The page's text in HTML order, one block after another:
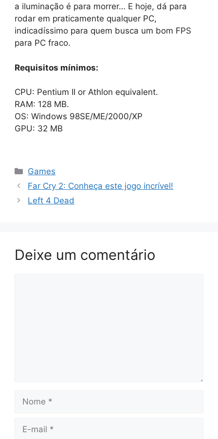
a iluminação é para morrer… E hoje, dá para
rodar em praticamente qualquer PC,
indicadíssimo para quem busca um bom FPS
para PC fraco.
Requisitos mínimos:
CPU: Pentium II or Athlon equivalent.
RAM: 128 MB.
OS: Windows 98SE/ME/2000/XP
GPU: 32 MB
Categorias
Games
Far Cry 2: Conheça este jogo incrível!
Left 4 Dead
Deixe um comentário
mail